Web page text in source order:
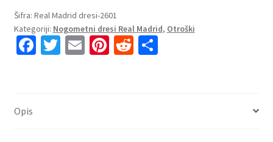
za
nogomet
Real
26
Šifra: Real Madrid dresi-2601
Kategoriji: Nogometni dresi Real Madrid, Otroški
Fa T E Pi R S
Opis